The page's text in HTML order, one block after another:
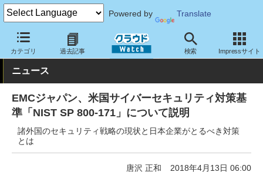
Powered by Translate
カテゴリ 過去記事 検索 Impressサイト
クラウド Watch トピック 業界動向
ニュース
EMCジャパン、米国サイバーセキュリティ対策基
準「NIST SP 800-171」について説明
諸外国のセキュリティ戦略の現状と日本企業がとるべき対策
とは
唐沢 正和 2018年4月13日 06:00